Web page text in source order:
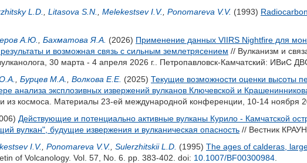
L.D. Litasova S.N. Melekestsev I.V. Ponomareva V.V. (1993)
А.Ю. Бахматова Я.А. (2026) Применение данных VIIRS Nightfire для
и возможная связь с сильным землетрясением // Вулканизм и
30 марта - 4 апреля 2026 г.. Петропавловск-Камчатский: ИВиС
Бурцев М.А. Волкова Е.Е. (2025) Текущие возможности оценки высоты
анализа эксплозивных извержений вулканов Ключевской и
из космоса. Материалы 23-ей международной конференции, 10-14 ноября
Действующие и потенциально активные вулканы Курило - Камчатской
вулкан", будущие извержения и вулканическая опасность // Вестник
I.V. Ponomareva V.V. Sulerzhitskii L.D. (1995) The ages of calderas,
of Volcanology. Vol. 57, No. 6. pp. 383-402. doi: 10.1007/BF00300984